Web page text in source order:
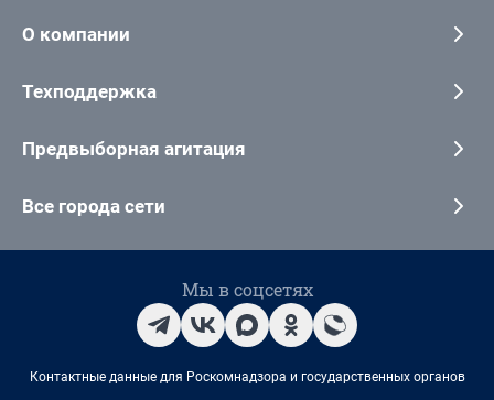
О компании
Техподдержка
Предвыборная агитация
Все города сети
Мы в соцсетях
Контактные данные для Роскомнадзора и государственных органов